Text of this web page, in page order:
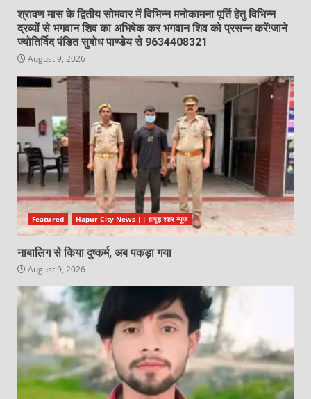
श्रावण मास के द्वितीय सोमवार में विभिन्न मनोकामना पूर्ति हेतु विभिन्न
द्रव्यों से भगवान शिव का अभिषेक कर भगवान शिव को प्रसन्न करें!जाने
ज्योतिर्विद पंडित सुबोध पाण्डेय से 9634408321
August 9, 2026
Featured Hapur City News || हापुड़ शहर न्यूज़
नाबालिग से किया दुष्कर्म, अब पकड़ा गया
August 9, 2026